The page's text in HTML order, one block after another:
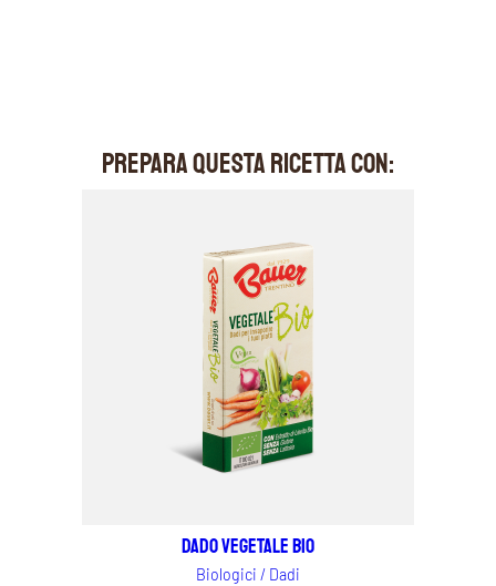
PREPARA QUESTA RICETTA CON:
Dado Vegetale Bio
Biologici / Dadi